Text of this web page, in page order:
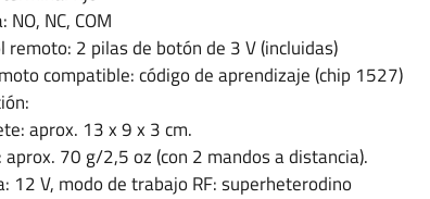
NC, COM
remoto: 2 pilas de botón de 3 V (incluidas)
compatible: código de aprendizaje (chip 1527)
aprox. 13 x 9 x 3 cm.
70 g/2,5 oz (con 2 mandos a distancia).
12 V, modo de trabajo RF: superheterodino